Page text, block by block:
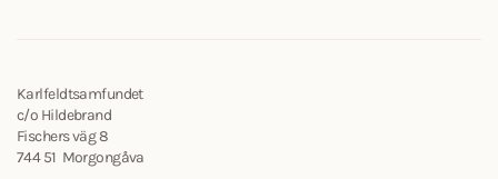
Karlfeldtsamfundet
c/o Hildebrand
Fischers väg 8
744 51 Morgongåva